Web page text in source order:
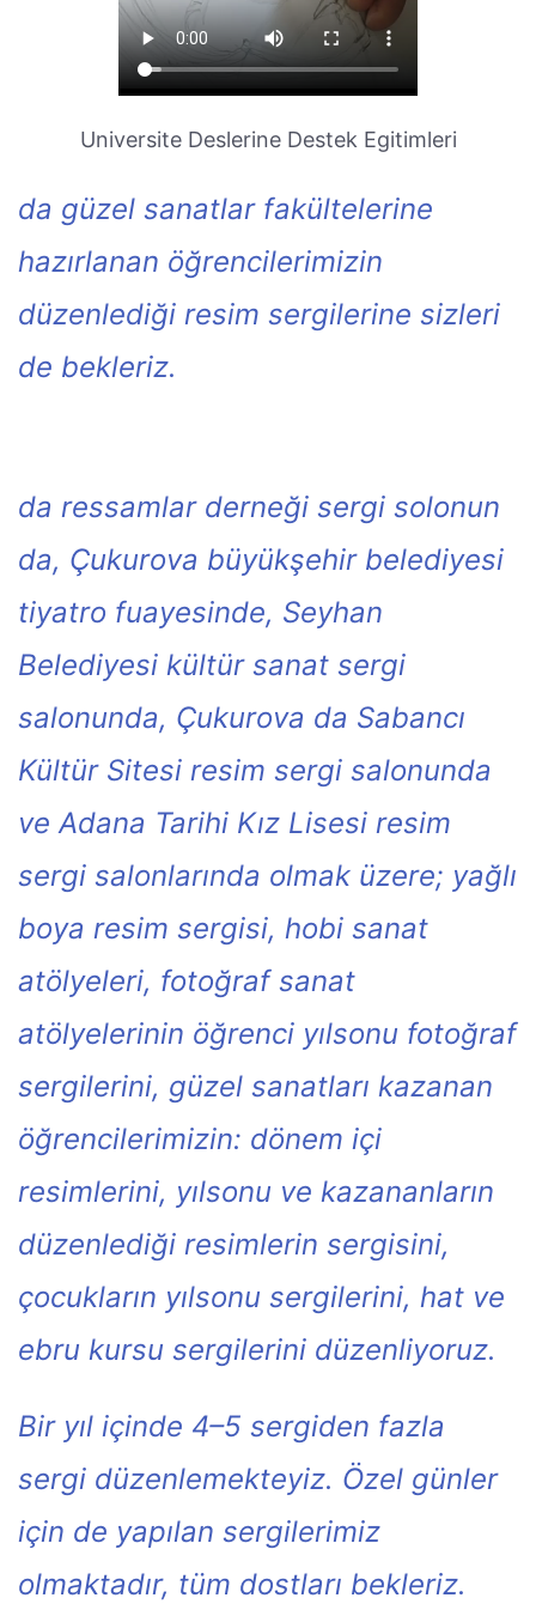
Universite Deslerine Destek Egitimleri
da güzel sanatlar fakültelerine
hazırlanan öğrencilerimizin
düzenlediği resim sergilerine sizleri
de bekleriz.
da ressamlar derneği sergi solonun
da, Çukurova büyükşehir belediyesi
tiyatro fuayesinde, Seyhan
Belediyesi kültür sanat sergi
salonunda, Çukurova da Sabancı
Kültür Sitesi resim sergi salonunda
ve Adana Tarihi Kız Lisesi resim
sergi salonlarında olmak üzere; yağlı
boya resim sergisi, hobi sanat
atölyeleri, fotoğraf sanat
atölyelerinin öğrenci yılsonu fotoğraf
sergilerini, güzel sanatları kazanan
öğrencilerimizin: dönem içi
resimlerini, yılsonu ve kazananların
düzenlediği resimlerin sergisini,
çocukların yılsonu sergilerini, hat ve
ebru kursu sergilerini düzenliyoruz.
Bir yıl içinde 4–5 sergiden fazla
sergi düzenlemekteyiz. Özel günler
için de yapılan sergilerimiz
olmaktadır, tüm dostları bekleriz.